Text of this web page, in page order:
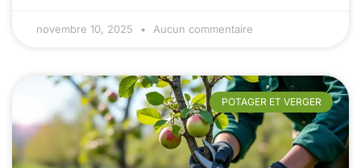
novembre 10, 2025 Aucun commentaire
POTAGER ET VERGER